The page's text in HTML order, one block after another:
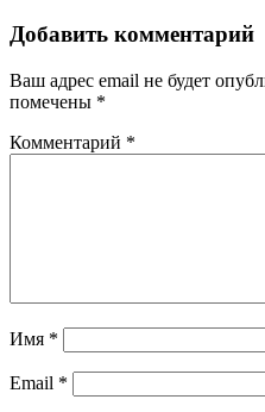
Добавить комментарий
Ваш адрес email не будет
помечены *
Комментарий *
Имя *
Email *